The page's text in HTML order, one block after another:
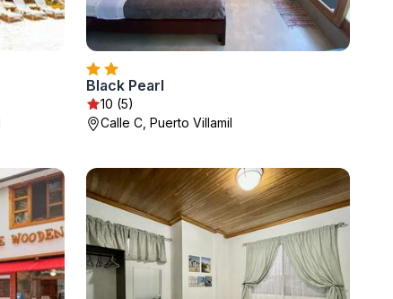
Black Pearl
10 (5)
Calle C, Puerto Villamil